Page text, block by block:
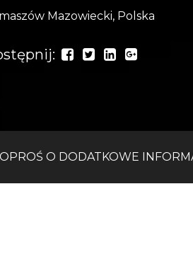
Mazowiecki, Polska
O DODATKOWE